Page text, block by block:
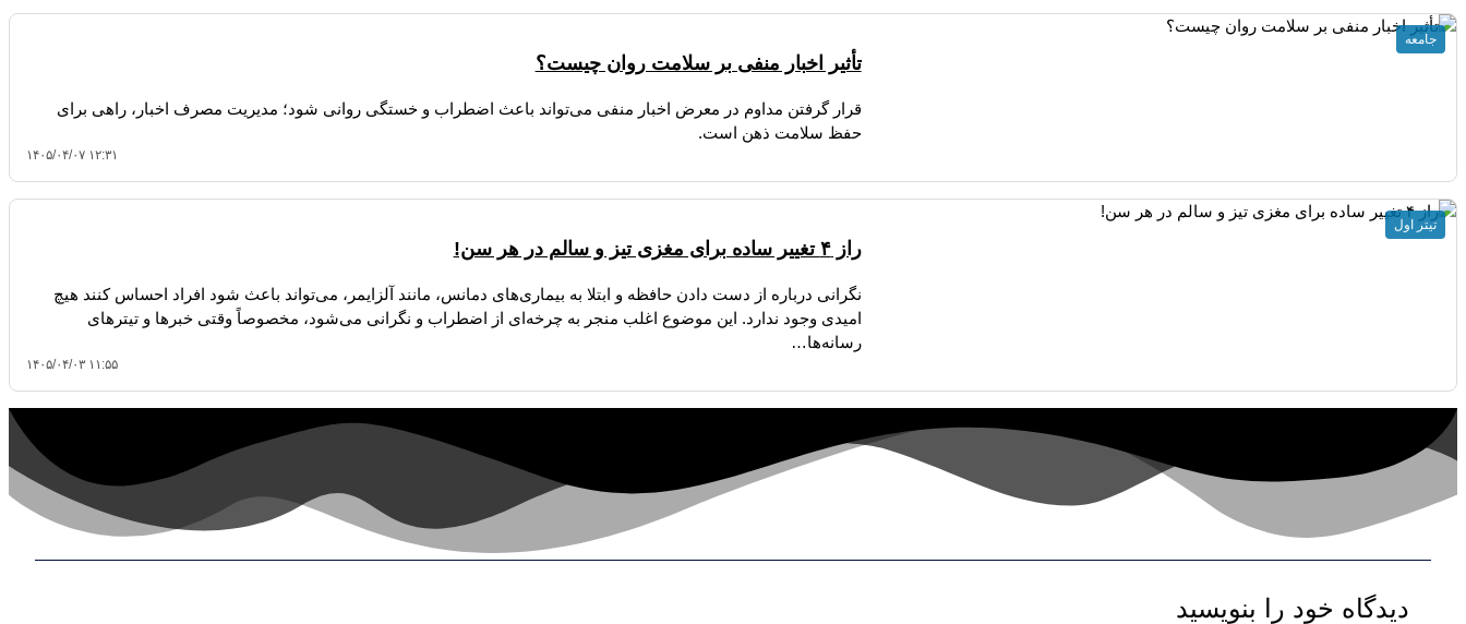
تأثیر اخبار منفی بر سلامت روان چیست؟
قرار گرفتن مداوم در معرض اخبار منفی می‌تواند باعث اضطراب و خستگی روانی شود؛ مدیریت مصرف اخبار، راهی برای
حفظ سلامت ذهن است.
۱۴۰۵/۰۴/۰۷ ۱۲:۳۱
جامعه
راز ۴ تغییر ساده برای مغزی تیز و سالم در هر سن!
نگرانی درباره از دست دادن حافظه و ابتلا به بیماری‌های دمانس، مانند آلزایمر، می‌تواند باعث شود افراد احساس کنند هیچ
امیدی وجود ندارد. این موضوع اغلب منجر به چرخه‌ای از اضطراب و نگرانی می‌شود، مخصوصاً وقتی خبرها و تیترهای
رسانه‌ها…
۱۴۰۵/۰۴/۰۳ ۱۱:۵۵
تیتر اول
دیدگاه‌ خود را بنویسید